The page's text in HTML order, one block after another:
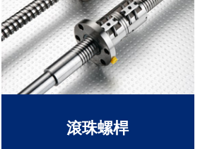
滾珠螺桿